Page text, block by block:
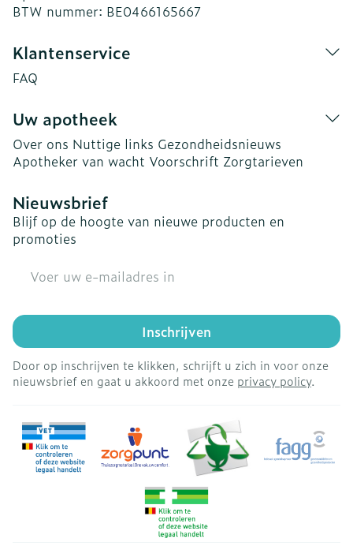
BTW nummer: BE0466165667
Klantenservice
FAQ
Uw apotheek
Over ons Nuttige links Gezondheidsnieuws
Apotheker van wacht Voorschrift Zorgtarieven
Nieuwsbrief
Blijf op de hoogte van nieuwe producten en
promoties
Inschrijven
Door op inschrijven te klikken, schrijft u zich in voor onze
nieuwsbrief en gaat u akkoord met onze privacy policy.